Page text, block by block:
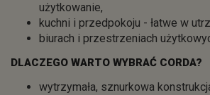
użytkowanie,
kuchni i przedpokoju - łatwe w
biurach i przestrzeniach
DLACZEGO WARTO WYBRAĆ CORDA?
wytrzymała, sznurkowa